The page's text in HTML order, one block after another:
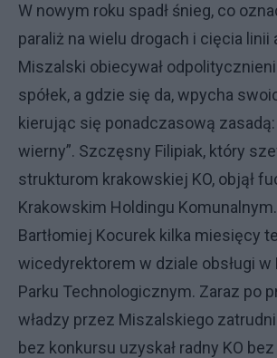
W nowym roku spadł śnieg, co
paraliż na wielu drogach i cięcia
Miszalski obiecywał
spółek, a gdzie się da, wpycha
kierując się ponadczasową zasadą:
wierny”. Szczęsny Filipiak, który
strukturom krakowskiej KO, objął
Krakowskim Holdingu Komunalnym.
Bartłomiej Kocurek kilka miesięcy
wicedyrektorem w dziale obsługi w
Parku Technologicznym. Zaraz po
władzy przez Miszalskiego
bez konkursu uzyskał radny KO